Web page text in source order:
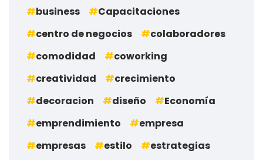
business
Capacitaciones
centro de negocios
colaboradores
comodidad
coworking
creatividad
crecimiento
decoracion
diseño
Economía
emprendimiento
empresa
empresas
estilo
estrategias